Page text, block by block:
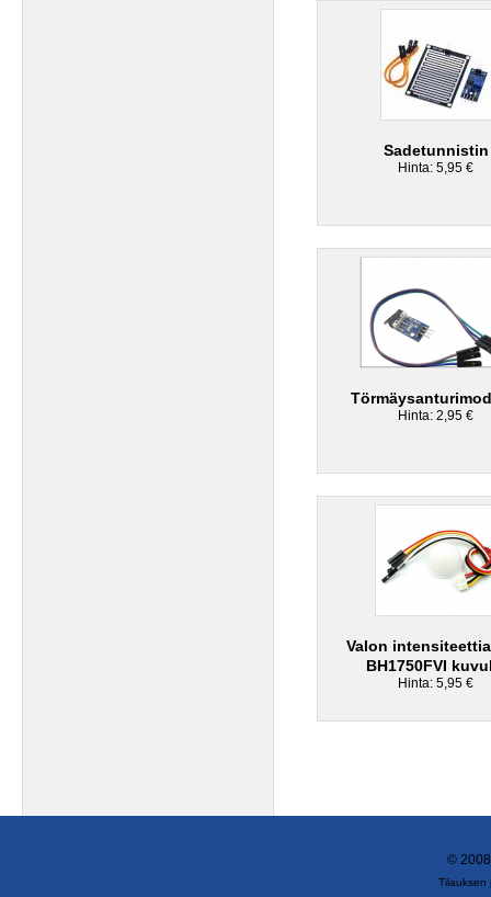
Sadetunnistin
Hinta: 5,95 €
Hinta: 2,95 €
Valon
BH1750FVI
Hinta: 5,95 €
©
Tilauksen